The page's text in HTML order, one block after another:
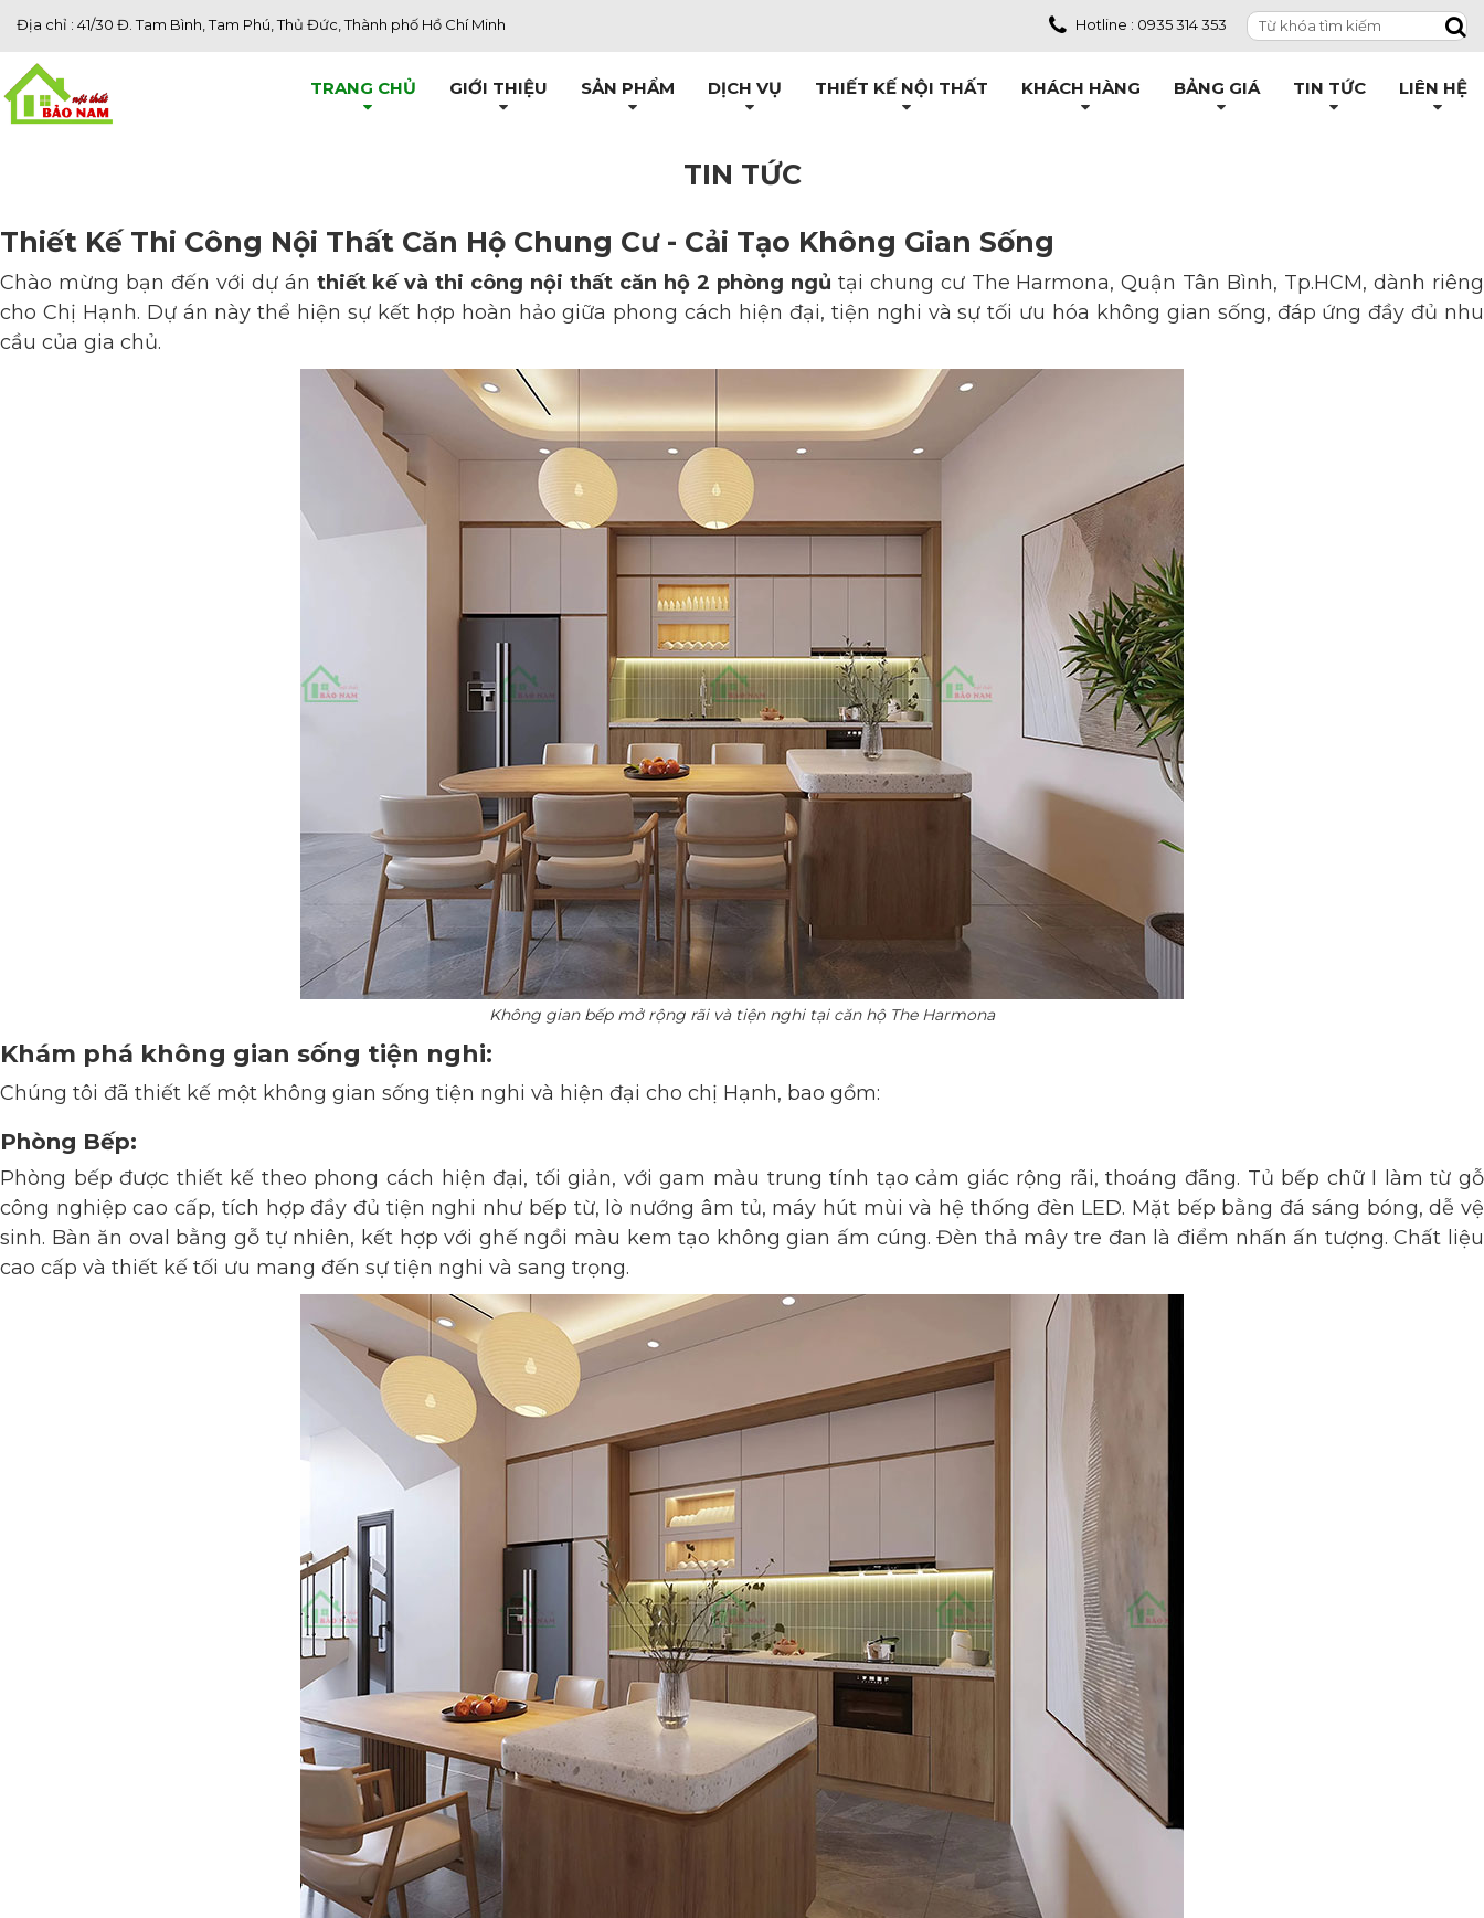
Địa chỉ : 41/30 Đ. Tam Bình, Tam Phú, Thủ Đức, Thành phố Hồ Chí Minh Hotline : 0935 314 353
TRANG CHỦ GIỚI THIỆU SẢN PHẨM DỊCH VỤ THIẾT KẾ NỘI THẤT KHÁCH HÀNG BẢNG GIÁ TIN TỨC LIÊN HỆ
TIN TỨC
Thiết Kế Thi Công Nội Thất Căn Hộ Chung Cư - Cải Tạo Không Gian Sống
Chào mừng bạn đến với dự án thiết kế và thi công nội thất căn hộ 2 phòng ngủ tại chung cư The Harmona, Quận Tân Bình, Tp.HCM, dành riêng
cho Chị Hạnh. Dự án này thể hiện sự kết hợp hoàn hảo giữa phong cách hiện đại, tiện nghi và sự tối ưu hóa không gian sống, đáp ứng đầy đủ nhu
cầu của gia chủ.
Không gian bếp mở rộng rãi và tiện nghi tại căn hộ The Harmona
Khám phá không gian sống tiện nghi:
Chúng tôi đã thiết kế một không gian sống tiện nghi và hiện đại cho chị Hạnh, bao gồm:
Phòng Bếp:
Phòng bếp được thiết kế theo phong cách hiện đại, tối giản, với gam màu trung tính tạo cảm giác rộng rãi, thoáng đãng. Tủ bếp chữ I làm từ gỗ
công nghiệp cao cấp, tích hợp đầy đủ tiện nghi như bếp từ, lò nướng âm tủ, máy hút mùi và hệ thống đèn LED. Mặt bếp bằng đá sáng bóng, dễ vệ
sinh. Bàn ăn oval bằng gỗ tự nhiên, kết hợp với ghế ngồi màu kem tạo không gian ấm cúng. Đèn thả mây tre đan là điểm nhấn ấn tượng. Chất liệu
cao cấp và thiết kế tối ưu mang đến sự tiện nghi và sang trọng.